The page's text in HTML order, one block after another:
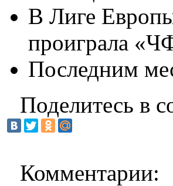
В Лиге
проиграла
Последним
Поделитесь в
Комментарии: